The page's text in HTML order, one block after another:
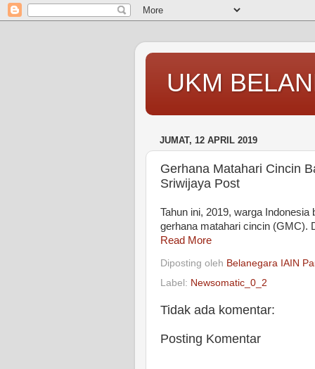
UKM
JUMAT, 12 APRIL 2019
Gerhana Matahari Cincin
Sriwijaya Post
Tahun ini, 2019, warga
gerhana matahari cincin (GMC).
Read More
Diposting oleh Belanegara IAIN
Label: Newsomatic_0_2
Tidak ada komentar:
Posting Komentar